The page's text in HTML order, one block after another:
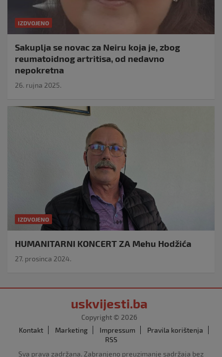
IZDVOJENO
Sakuplja se novac za Neiru koja je, zbog
reumatoidnog artritisa, od nedavno
nepokretna
26. rujna 2025.
IZDVOJENO
HUMANITARNI KONCERT ZA Mehu Hodžića
27. prosinca 2024.
uskvijesti.ba
Copyright © 2026
Kontakt
Marketing Impressum
Pravila korištenja
RSS
Sva prava zadržana. Zabranjeno preuzimanje sadržaja bez